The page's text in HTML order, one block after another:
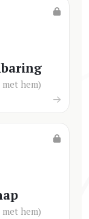
hem)
hem)